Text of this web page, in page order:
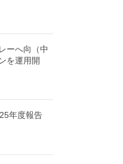
ーへ向（中
を運用開
年度報告